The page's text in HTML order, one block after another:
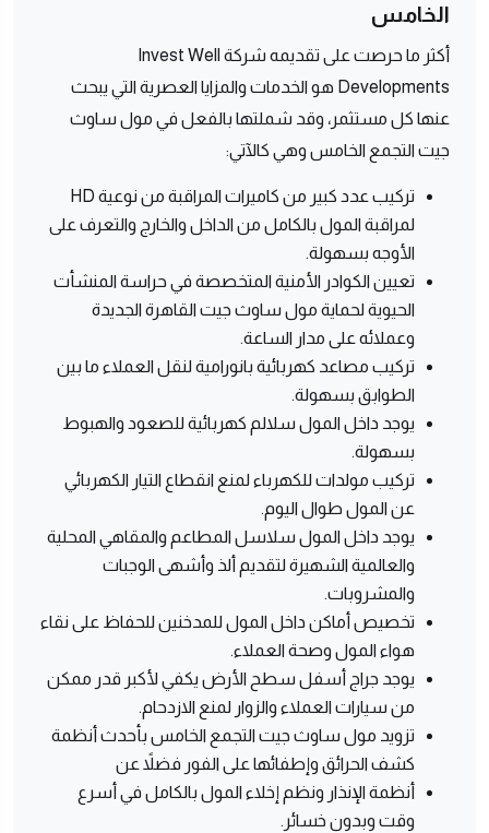
الخامس
أكثر ما حرصت على تقديمه شركة Invest Well
Developments هو الخدمات والمزايا العصرية التي يبحث
عنها كل مستثمر، وقد شملتها بالفعل في مول ساوث
جيت التجمع الخامس وهي كالآتي:
تركيب عدد كبير من كاميرات المراقبة من نوعية HD
لمراقبة المول بالكامل من الداخل والخارج والتعرف على
الأوجه بسهولة.
تعيين الكوادر الأمنية المتخصصة في حراسة المنشأت
الحيوية لحماية مول ساوث جيت القاهرة الجديدة
وعملائه على مدار الساعة.
تركيب مصاعد كهربائية بانورامية لنقل العملاء ما بين
الطوابق بسهولة.
يوجد داخل المول سلالم كهربائية للصعود والهبوط
بسهولة.
تركيب مولدات للكهرباء لمنع انقطاع التيار الكهربائي
عن المول طوال اليوم.
يوجد داخل المول سلاسل المطاعم والمقاهي المحلية
والعالمية الشهيرة لتقديم ألذ وأشهى الوجبات
والمشروبات.
تخصيص أماكن داخل المول للمدخنين للحفاظ على نقاء
هواء المول وصحة العملاء.
يوجد جراج أسفل سطح الأرض يكفي لأكبر قدر ممكن
من سيارات العملاء والزوار لمنع الازدحام.
تزويد مول ساوث جيت التجمع الخامس بأحدث أنظمة
كشف الحرائق وإطفائها على الفور فضلاً عن
أنظمة الإنذار ونظم إخلاء المول بالكامل في أسرع
وقت وبدون خسائر.